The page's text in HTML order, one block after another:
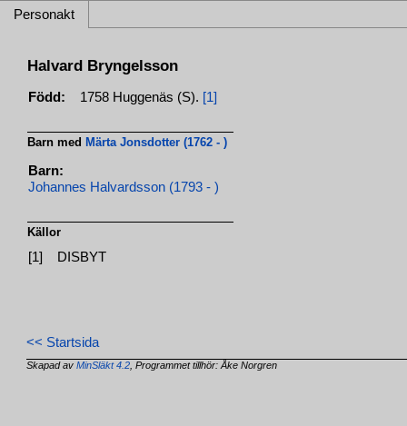
Personakt
Halvard Bryngelsson
Född: 1758 Huggenäs (S). [1]
Barn med Märta Jonsdotter (1762 - )
Barn:
Johannes Halvardsson (1793 - )
Källor
[1] DISBYT
<< Startsida
Skapad avMinSläkt 4.2 , Programmet tillhör: Åke Norgren